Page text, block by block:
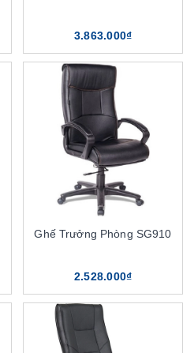
3.863.000₫
Ghế Trưởng Phòng SG910
2.528.000₫